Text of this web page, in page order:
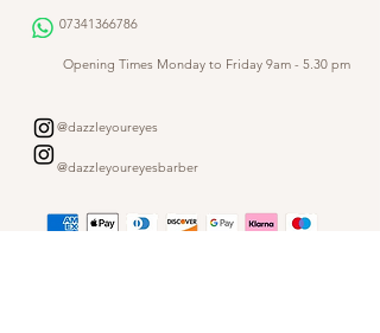
07341366786
Opening Times Monday to Friday 9am - 5.30 pm
@dazzleyoureyes
@dazzleyoureyesbarber